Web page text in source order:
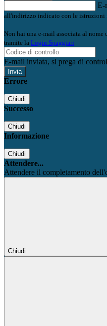
E-
all'indirizzo indicato con le istruzioni
Non hai una e-mail associata al nome
tramite la Login Spaggiari
E-mail inviata, si prega di
Errore
Chiudi
Successo
Chiudi
Informazione
Chiudi
Attendere...
Attendere il completamento
Chiudi